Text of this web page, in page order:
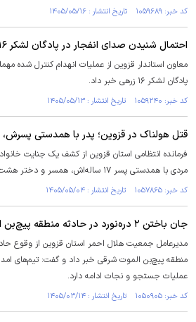
کد خبر: ۱۰۵۹۶۸۹ تاریخ انتشار : ۱۴۰۵/۰۵/۱۶
احتمال شنیدن صدای انفجار در پادگان لشکر ۱۶ زرهی قزوین
معاون استاندار قزوین از عملیات انهدام کنترل شده
پادگان لشکر ۱۶ زرهی خبر داد.
کد خبر: ۱۰۵۹۲۴۰ تاریخ انتشار : ۱۴۰۵/۰۵/۱۳
قتل هولناک در قزوین؛ پدر با همدستی
فرمانده انتظامی استان قزوین از کشف یک جنایت
مردی با همدستی پسر ۱۷ ساله‌اش، همسر و دختر هشت ساله خود را به قتل رساند.
کد خبر: ۱۰۵۷۸۶۵ تاریخ انتشار : ۱۴۰۵/۰۵/۰۴
جان باختن ۲ دره‌نورد در حادثه منطقه پیچ‌بن الموت قزوین
مدیرعامل جمعیت هلال احمر استان قزوین از وقوع
منطقه پیچ‌بن الموت شرقی خبر داد و گفت: تیم‌های
عملیات جستجو و نجات ادامه دارد.
کد خبر: ۱۰۵۰۹۰۵ تاریخ انتشار : ۱۴۰۵/۰۳/۱۴